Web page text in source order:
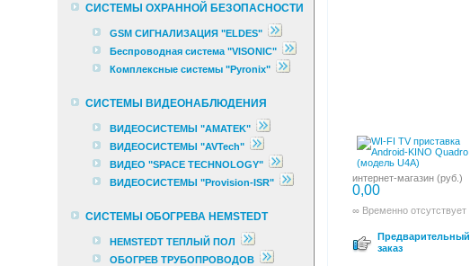
интернет-магазин (руб.)
0,00
∞ Временно отсутствует
Предварительный
заказ
СИСТЕМЫ ОХРАННОЙ БЕЗОПАСНОСТИ
GSM СИГНАЛИЗАЦИЯ "ELDES"
Беспроводная система "VISONIC"
Комплексные cистемы "Pyronix"
СИСТЕМЫ ВИДЕОНАБЛЮДЕНИЯ
ВИДЕОСИСТЕМЫ "AMATEK"
ВИДЕОСИСТЕМЫ "AVTech"
ВИДЕО "SPACE TECHNOLOGY"
ВИДЕОСИСТЕМЫ "Provision-ISR"
СИСТЕМЫ ОБОГРЕВА HEMSTEDT
HEMSTEDT ТЕПЛЫЙ ПОЛ
ОБОГРЕВ ТРУБОПРОВОДОВ